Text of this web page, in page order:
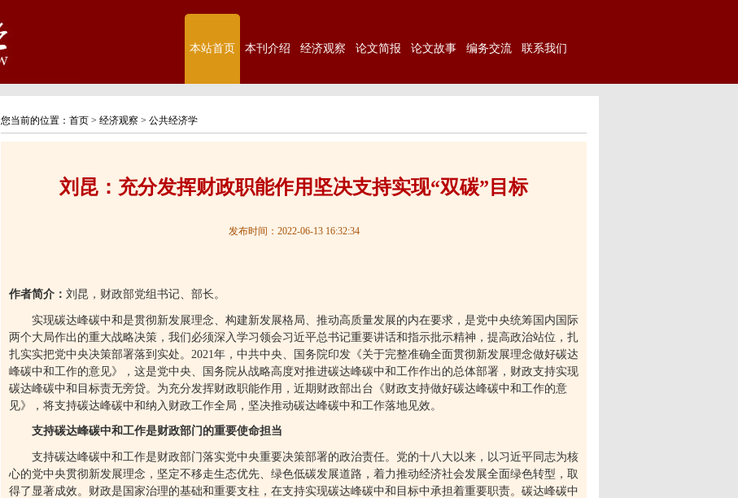
本站首页 本刊介绍 经济观察 论文简报 论文故事 编务交流 联系我们
您当前的位置： 首页 > 经济观察 > 公共经济学
刘昆：充分发挥财政职能作用坚决支持实现“双碳”目标
发布时间：2022-06-13 16:32:34
作者简介： 刘昆，财政部党组书记、部长。
实现碳达峰碳中和是贯彻新发展理念、构建新发展格局、推动高质量发展的内在要求，是党中央统筹国内国际
两个大局作出的重大战略决策，我们必须深入学习领会习近平总书记重要讲话和指示批示精神，提高政治站位，扎
扎实实把党中央决策部署落到实处。 2021 年，中共中央、国务院印发《关于完整准确全面贯彻新发展理念做好碳达
峰碳中和工作的意见》，这是党中央、国务院从战略高度对推进碳达峰碳中和工作作出的总体部署，财政支持实现
碳达峰碳中和目标责无旁贷。为充分发挥财政职能作用，近期财政部出台《财政支持做好碳达峰碳中和工作的意
见》，将支持碳达峰碳中和纳入财政工作全局，坚决推动碳达峰碳中和工作落地见效。
支持碳达峰碳中和工作是财政部门的重要使命担当
支持碳达峰碳中和工作是财政部门落实党中央重要决策部署的政治责任。党的十八大以来，以习近平同志为核
心的党中央贯彻新发展理念，坚定不移走生态优先、绿色低碳发展道路，着力推动经济社会发展全面绿色转型，取
得了显著成效。财政是国家治理的基础和重要支柱，在支持实现碳达峰碳中和目标中承担着重要职责。碳达峰碳中